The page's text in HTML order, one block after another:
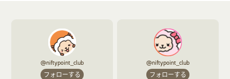
@niftypoint_club
フォローする
@niftypoint_club
フォローする